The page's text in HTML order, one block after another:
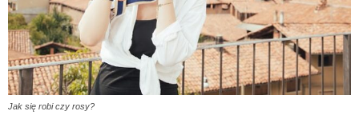
Jak się robi czy rosy?